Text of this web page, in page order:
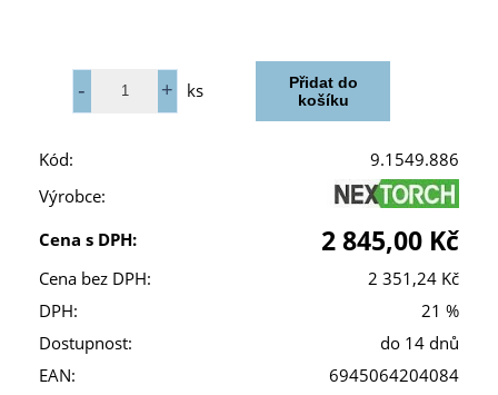
ks
Kód:
9.1549.886
Výrobce:
Cena s DPH:
2 845,00 Kč
Cena bez DPH:
2 351,24 Kč
DPH:
21 %
Dostupnost:
do 14 dnů
EAN:
6945064204084